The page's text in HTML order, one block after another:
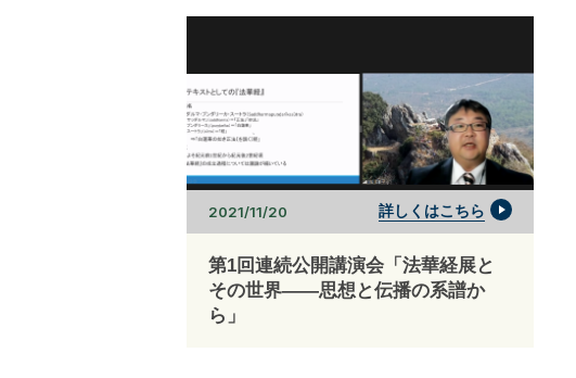
2021/11/20 詳しくはこちら
第1回連続公開講演会「法華経展と
その世界――思想と伝播の系譜か
ら」